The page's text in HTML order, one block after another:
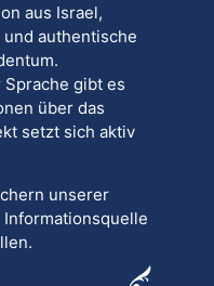
aus Israel,
authentische
gibt es
über das
setzt sich aktiv
unserer